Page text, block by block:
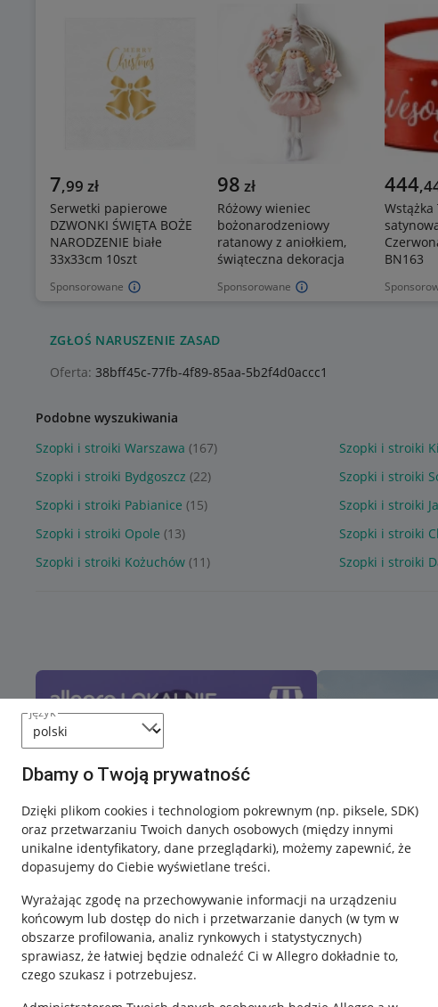
język
Dbamy o Twoją prywatność
Dzięki plikom cookies i technologiom pokrewnym (np. piksele, SDK)
oraz przetwarzaniu Twoich danych osobowych (między innymi
unikalne identyfikatory, dane przeglądarki), możemy zapewnić, że
dopasujemy do Ciebie wyświetlane treści.
Wyrażając zgodę na przechowywanie informacji na urządzeniu
końcowym lub dostęp do nich i przetwarzanie danych (w tym w
obszarze profilowania, analiz rynkowych i statystycznych)
sprawiasz, że łatwiej będzie odnaleźć Ci w Allegro dokładnie to,
czego szukasz i potrzebujesz.
Sponsorowane
7,99 zł
Serwetki papierowe
DZWONKI ŚWIĘTA BOŻE
NARODZENIE białe
33x33cm 10szt
Sponsorowane
98 zł
Różowy wieniec
bożonarodzeniowy
ratanowy z aniołkiem,
świąteczna dekoracja
444,
Wstążka
BN163
ZGŁOŚ NARUSZENIE ZASAD
Oferta: 38bff45c-77fb-4f89-85aa-5b2f4d0accc1
Podobne wyszukiwania
Szopki i stroiki Warszawa (167) Szopki i stroiki
Szopki i stroiki Bydgoszcz (22) Szopki i stroiki
Szopki i stroiki Pabianice (15) Szopki i stroiki
Szopki i stroiki Opole (13) Szopki i stroiki
Szopki i stroiki Kożuchów (11) Szopki i stroiki
Przydatne informacje